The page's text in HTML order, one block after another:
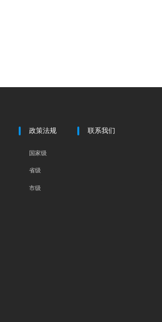
政策法规
国家级
省级
市级
联系我们